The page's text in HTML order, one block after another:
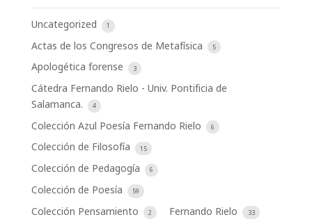
Uncategorized 1
Actas de los Congresos de Metafísica 5
Apologética forense 3
Cátedra Fernando Rielo - Univ. Pontificia de
Salamanca.
4
Colección Azul Poesía Fernando Rielo 6
Colección de Filosofía 15
Colección de Pedagogía 6
Colección de Poesía 59
Colección Pensamiento 2 Fernando Rielo 33